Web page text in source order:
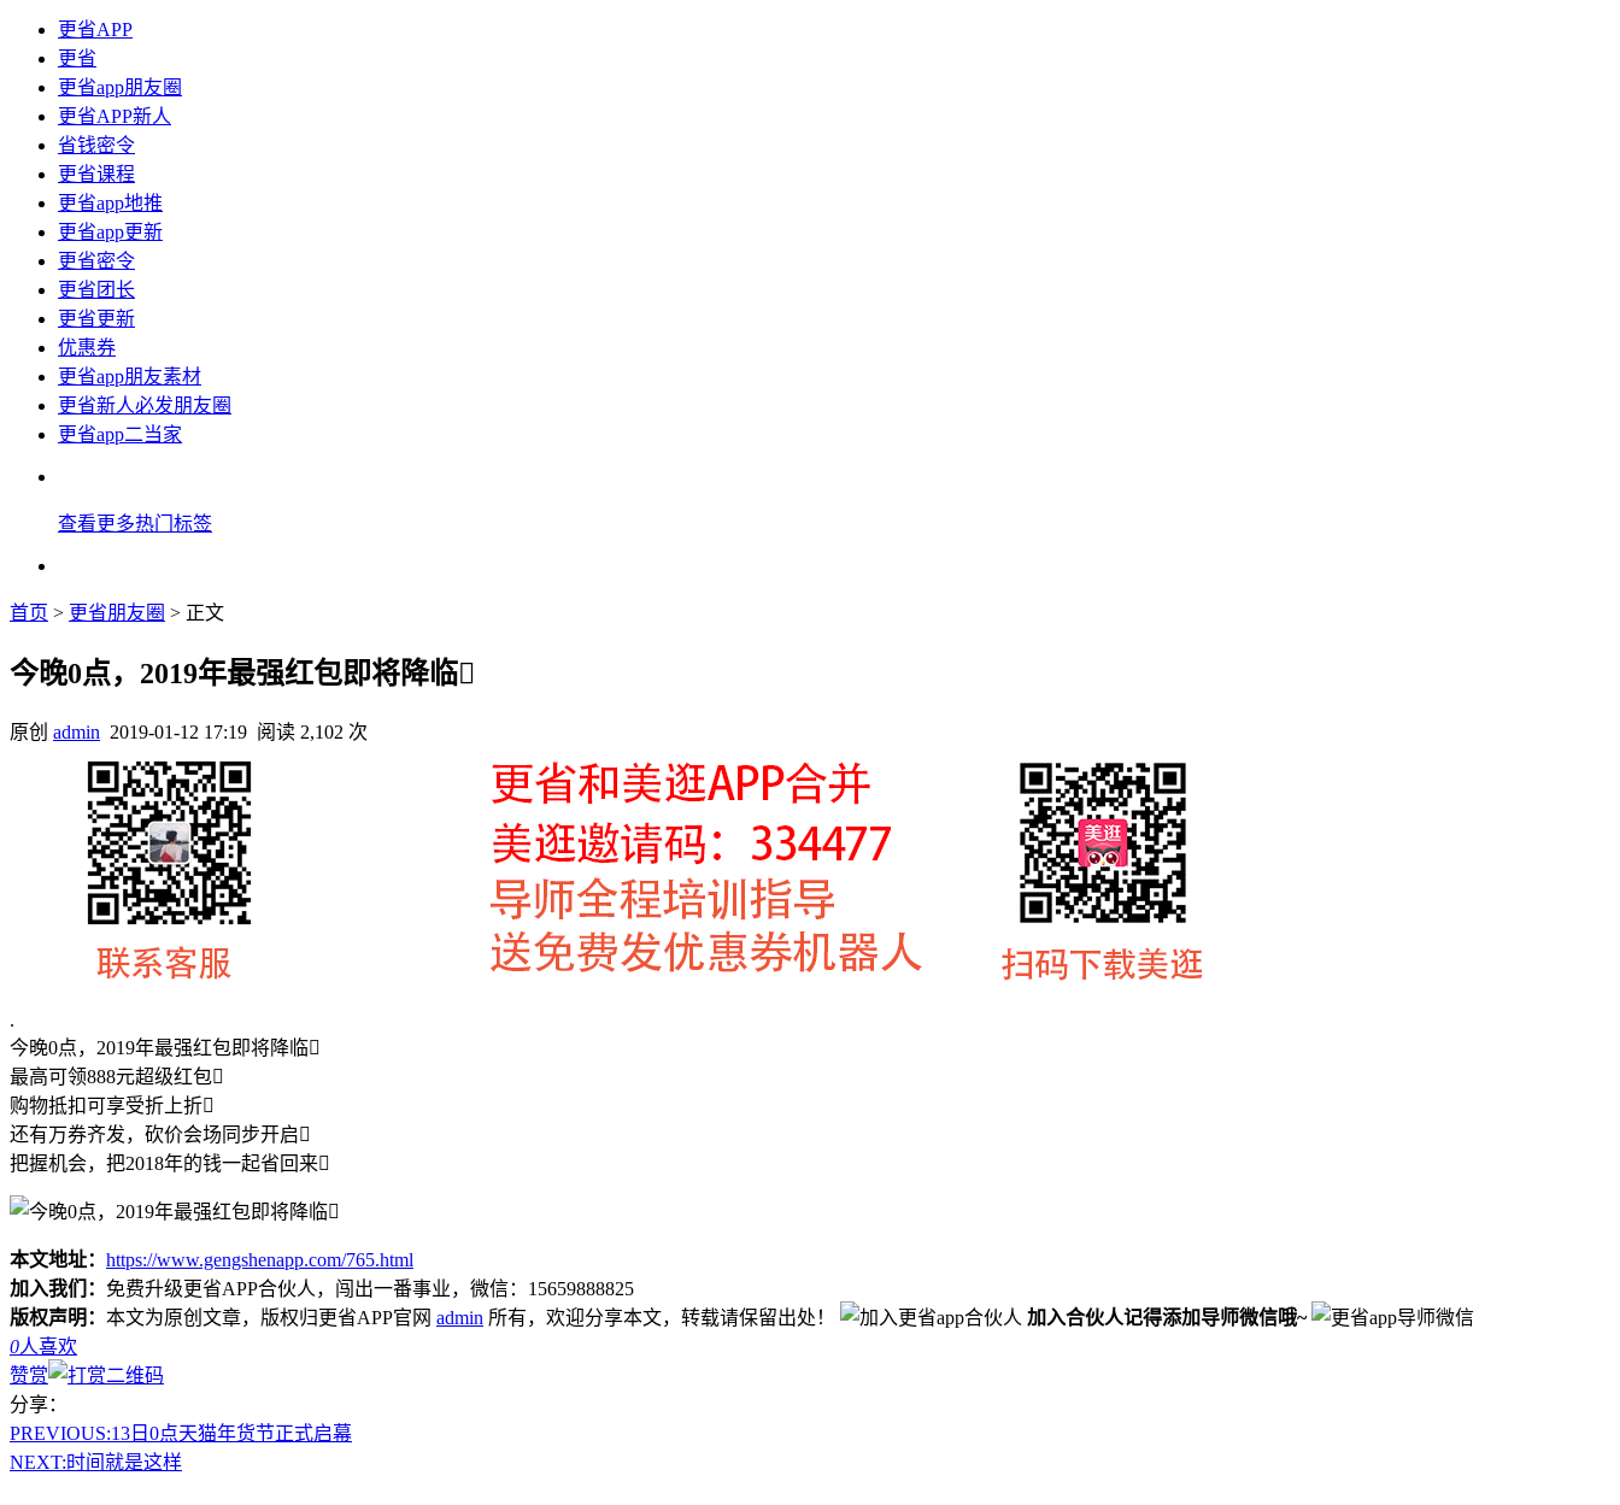
更省APP
更省
更省app朋友圈
更省APP新人
省钱密令
更省课程
更省app地推
更省app更新
更省密令
更省团长
更省更新
优惠券
更省app朋友素材
更省新人必发朋友圈
更省app二当家
查看更多热门标签
首页 > 更省朋友圈 > 正文
今晚0点，2019年最强红包即将降临
原创 admin 2019-01-12 17:19 阅读 2,102 次
.
今晚0点，2019年最强红包即将降临
最高可领888元超级红包
购物抵扣可享受折上折
还有万券齐发，砍价会场同步开启
把握机会，把2018年的钱一起省回来
本文地址： https://www.gengshenapp.com/765.html
加入我们： 免费升级更省APP合伙人，闯出一番事业，微信：15659888825
版权声明： 本文为原创文章，版权归更省APP官网 admin 所有，欢迎分享本文，转载请保留出处！
加入合伙人记得添加导师微信哦~
0人喜欢
赞赏
分享：
PREVIOUS:13日0点天猫年货节正式启幕
NEXT:时间就是这样